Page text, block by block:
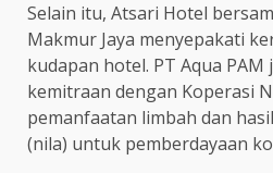
Selain itu, Atsari Hotel
Makmur Jaya menyepakati
kudapan hotel. PT Aqua PAM
kemitraan dengan Koperasi
pemanfaatan limbah dan
(nila) untuk pemberdayaan